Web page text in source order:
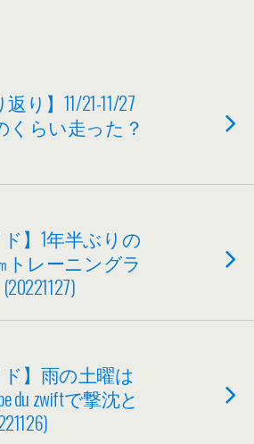
り】11/21-11/27
くらい走った？
ド】1年半ぶりの
トレーニングラ
ド】雨の土曜は
du zwiftで撃沈と